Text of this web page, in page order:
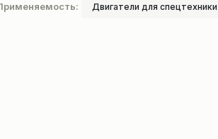
Двигатели для спецтехники